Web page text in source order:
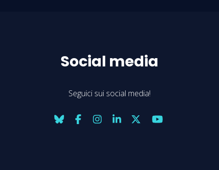
Social media
Seguici sui social media!